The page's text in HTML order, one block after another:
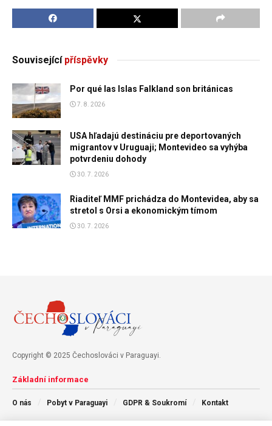
Souvisejícípříspěvky
Por qué las Islas Falkland son británicas
7. 8. 2026
USA hľadajú destináciu pre deportovaných
migrantov v Uruguaji; Montevideo sa vyhýba
potvrdeniu dohody
30. 7. 2026
Riaditeľ MMF prichádza do Montevidea, aby sa
stretol s Orsi a ekonomickým tímom
30. 7. 2026
Copyright © 2025 Čechoslováci v Paraguayi.
Základní informace
O nás Pobyt v Paraguayi GDPR & Soukromí Kontakt